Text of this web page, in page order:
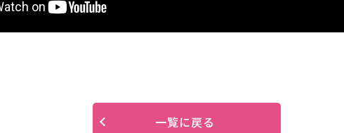
一覧に戻る